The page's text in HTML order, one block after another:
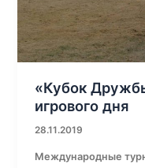
«Кубок
игрового дня
28.11.2019
Международные